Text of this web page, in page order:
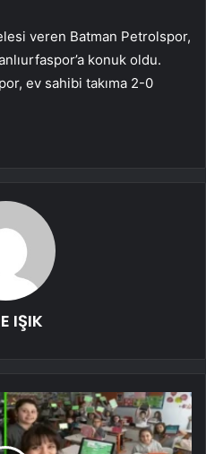
veren Batman Petrolspor,
konuk oldu.
ev sahibi takıma 2-0
IŞIK